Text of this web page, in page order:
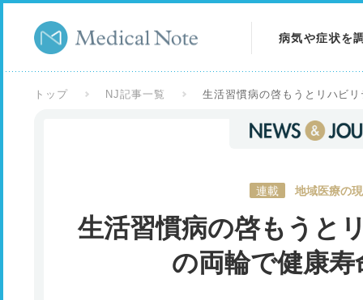
病気や症状を
症状を調べる
トップ NJ記事一覧 生活習慣病の啓もうとリハビ
連載 地域医療の
生活習慣病の啓もうと
の両輪で健康